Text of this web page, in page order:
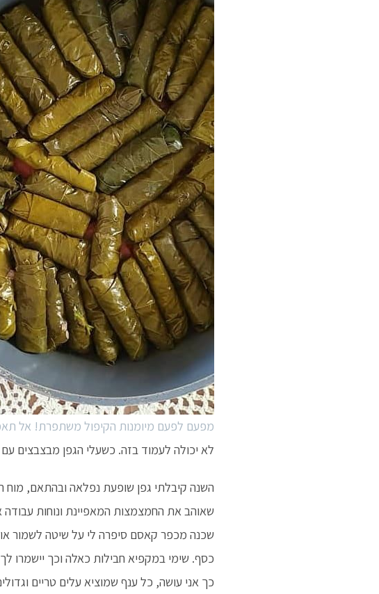
מפעם לפעם מיומנות הקיפול משתפרת! אל
לא יכולה לעמוד בזה. כשעלי הגפן מבצבצים
השנה קיבלתי גפן שופעת נפלאה ובהתאם, מוח
שאוהב את החמצמצות המאפיינת ונוחות
שכנה מכפר קאסם סיפרה לי על שיטה לשמור
כסף. שימי במקפיא חבילות כאלה וכך יישמרו
כך אני עושה, כל ענף שמוציא עלים טריים